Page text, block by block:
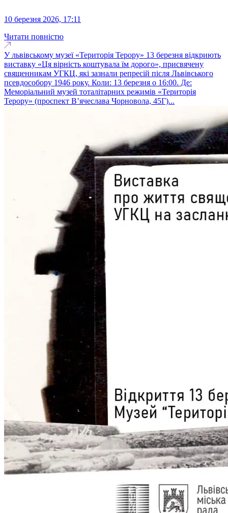
10 березня 2026, 17:11
Читати повністю
У львівському музеї «Територія Терору» 13 березня відкриють
виставку «Ця вірність коштувала їм дорого», присвячену
священникам УГКЦ, які зазнали репресій після Львівського
псевдособору 1946 року. Коли: 13 березня о 16:00. Де:
Меморіальний музей тоталітарних режимів «Територія
Терору» (проспект В’ячеслава Чорновола, 45Г)...